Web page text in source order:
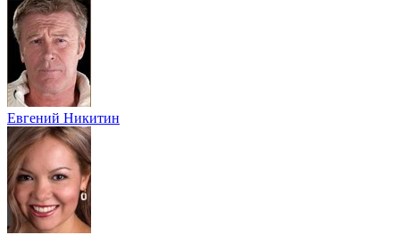
Евгений Никитин